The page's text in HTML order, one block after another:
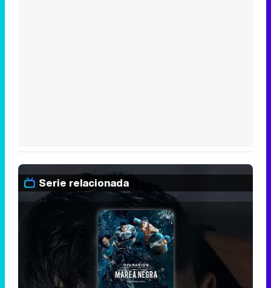
Serie relacionada